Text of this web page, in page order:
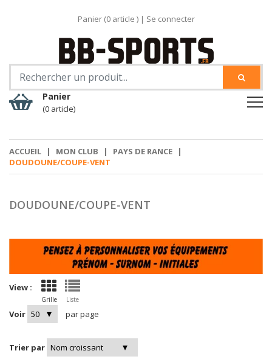
Panier (0article ) | Se connecter
Panier
(0 article)
ACCUEIL | MON CLUB | PAYS DE RANCE
|
DOUDOUNE/COUPE-VENT
DOUDOUNE/COUPE-VENT
View :
Grille Liste
Voir par page
Trier par